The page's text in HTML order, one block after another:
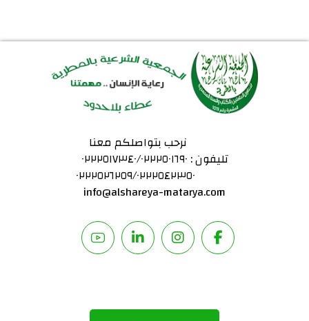
نرحب بتواصلكم معنا
تليفون : ٠٢٢٢٥١٧٣٤٠/٠٢٢٢٥٠١٦٩٠
info@alshareya-matarya.com